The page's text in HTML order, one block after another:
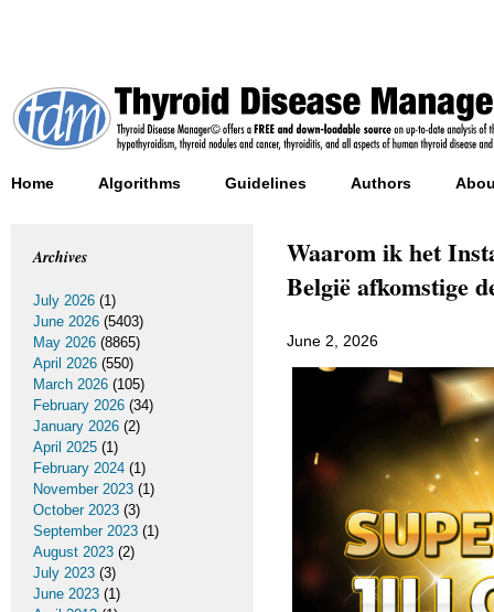
Home Algorithms Guidelines Authors
Waarom ik het
België afkomstige
June 2, 2026
Archives
July 2026 (1)
June 2026 (5403)
May 2026 (8865)
April 2026 (550)
March 2026 (105)
February 2026 (34)
January 2026 (2)
April 2025 (1)
February 2024 (1)
November 2023 (1)
October 2023 (3)
September 2023 (1)
August 2023 (2)
July 2023 (3)
June 2023 (1)